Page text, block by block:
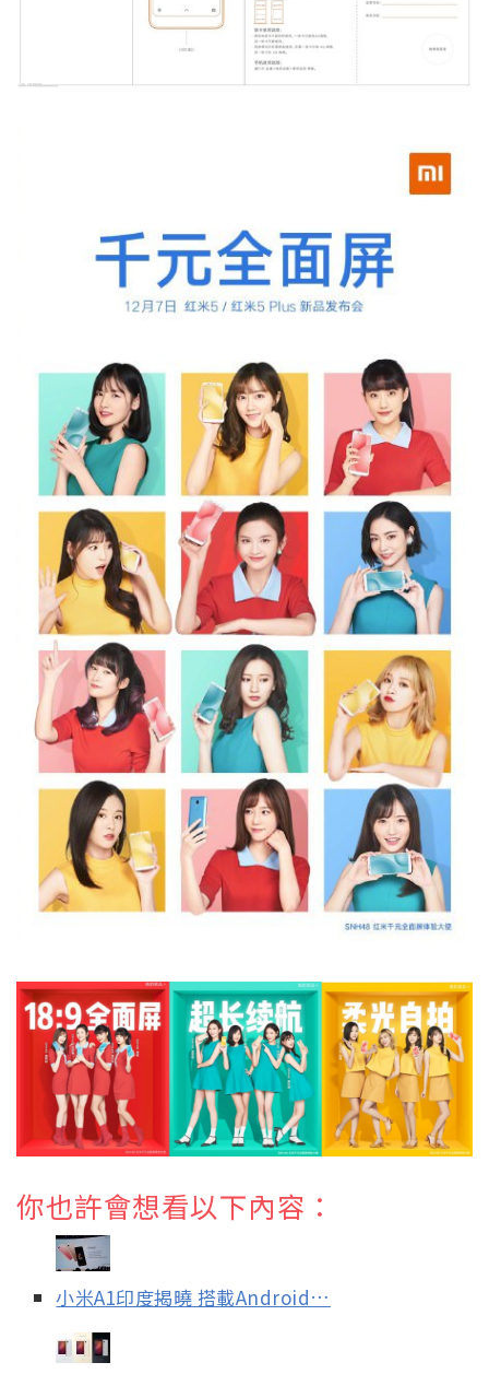
你也許會想看以下內容：
小米A1印度揭曉 搭載Android…